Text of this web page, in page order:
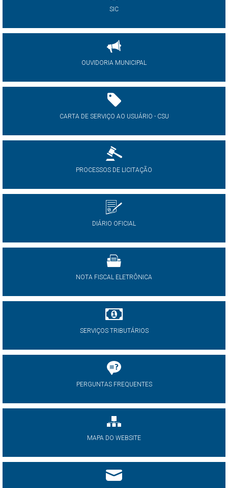
SIC
OUVIDORIA MUNICIPAL
CARTA DE SERVIÇO AO USUÁRIO - CSU
PROCESSOS DE LICITAÇÃO
DIÁRIO OFICIAL
NOTA FISCAL ELETRÔNICA
SERVIÇOS TRIBUTÁRIOS
PERGUNTAS FREQUENTES
MAPA DO WEBSITE